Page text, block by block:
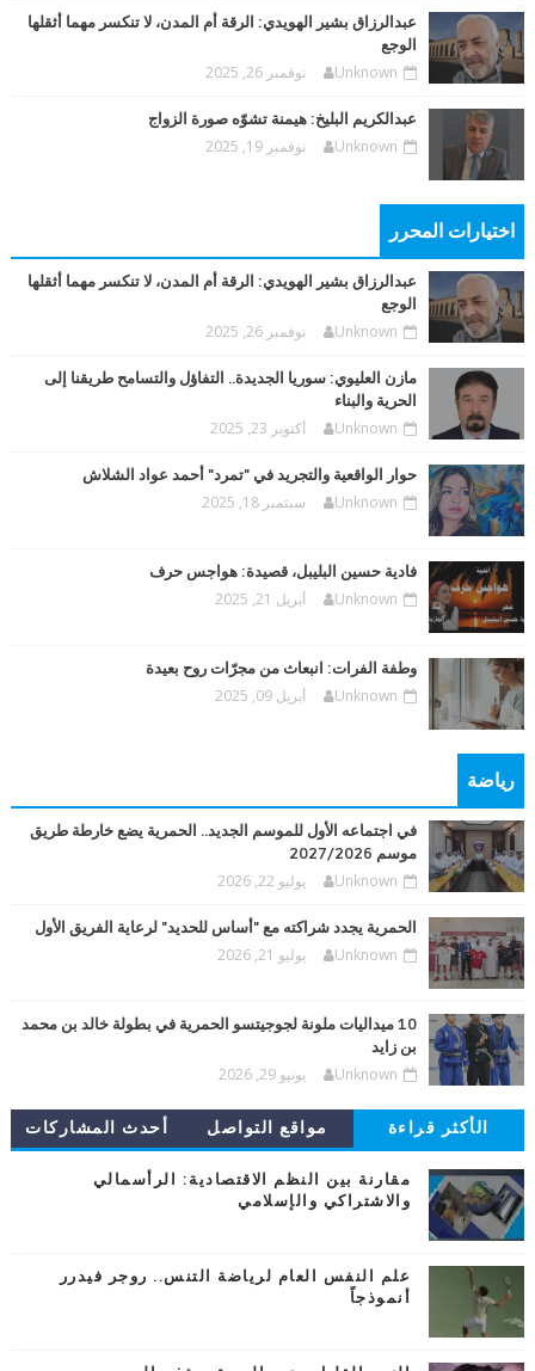
عبدالرزاق بشير الهويدي: الرقة أم المدن، لا تنكسر مهما أثقلها
الوجع
Unknown نوفمبر 26, 2025
عبدالكريم البليخ: هيمنة تشوّه صورة الزواج
Unknown نوفمبر 19, 2025
اختيارات المحرر
عبدالرزاق بشير الهويدي: الرقة أم المدن، لا تنكسر مهما أثقلها
الوجع
Unknown نوفمبر 26, 2025
مازن العليوي: سوريا الجديدة.. التفاؤل والتسامح طريقنا إلى
الحرية والبناء
Unknown أكتوبر 23, 2025
حوار الواقعية والتجريد في "تمرد" أحمد عواد الشلاش
Unknown سبتمبر 18, 2025
فادية حسين البليبل، قصيدة: هواجس حرف
Unknown أبريل 21, 2025
وطفة الفرات: انبعاث من مجرّات روح بعيدة
Unknown أبريل 09, 2025
رياضة
في اجتماعه الأول للموسم الجديد.. الحمرية يضع خارطة طريق
موسم 2027/2026
Unknown يوليو 22, 2026
الحمرية يجدد شراكته مع "أساس للحديد" لرعاية الفريق الأول
Unknown يوليو 21, 2026
10 ميداليات ملونة لجوجيتسو الحمرية في بطولة خالد بن محمد
بن زايد
Unknown يونيو 29, 2026
الأكثر قراءة مواقع التواصل أحدث المشاركات
مقارنة بين النظم الاقتصادية: الرأسمالي
والاشتراكي والإسلامي
علم النفس العام لرياضة التنس.. روجر فيدرر
أنموذجاً